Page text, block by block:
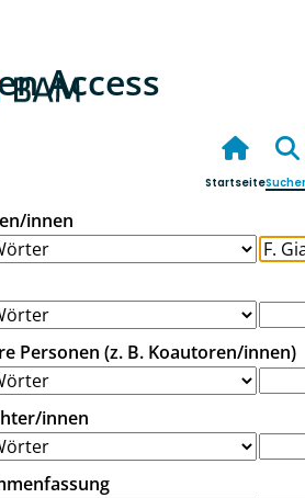
Access
Startseite
innen
Personen (z. B. Koautoren/innen)
innen